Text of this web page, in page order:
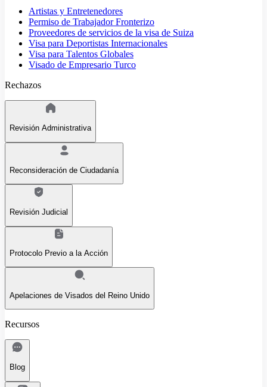
Artistas y Entretenedores
Permiso de Trabajador Fronterizo
Proveedores de servicios de la visa de Suiza
Visa para Deportistas Internacionales
Visa para Talentos Globales
Visado de Empresario Turco
Rechazos
Revisión Administrativa
Reconsideración de Ciudadanía
Revisión Judicial
Protocolo Previo a la Acción
Apelaciones de Visados del Reino Unido
Recursos
Blog